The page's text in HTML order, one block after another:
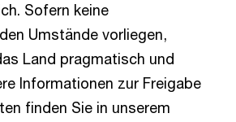
Sofern keine
Umstände vorliegen,
Land pragmatisch und
Informationen zur Freigabe
finden Sie in unserem